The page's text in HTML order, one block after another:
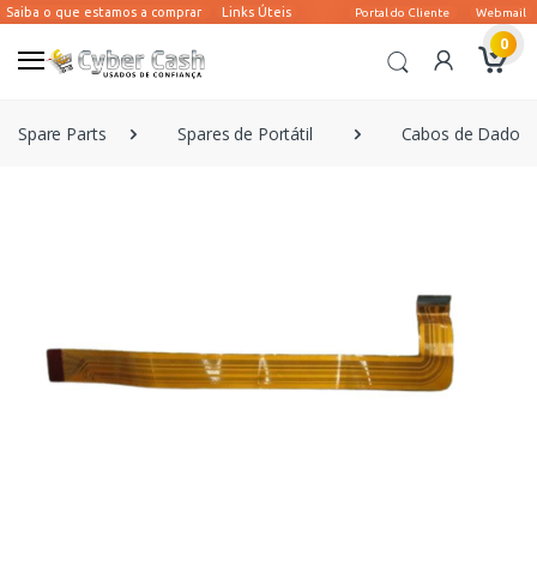
0
Spare Parts Spares de Portátil Cabos de Dados